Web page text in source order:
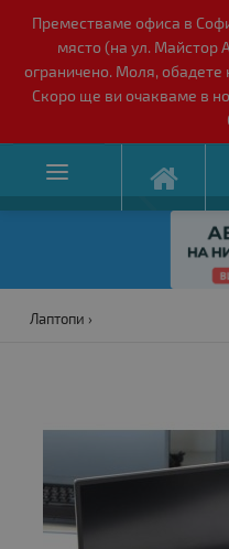
Преместваме офиса в
място (на ул. Майстор
ограничено. Моля, обадете
Скоро ще ви очакваме в
Лаптопи